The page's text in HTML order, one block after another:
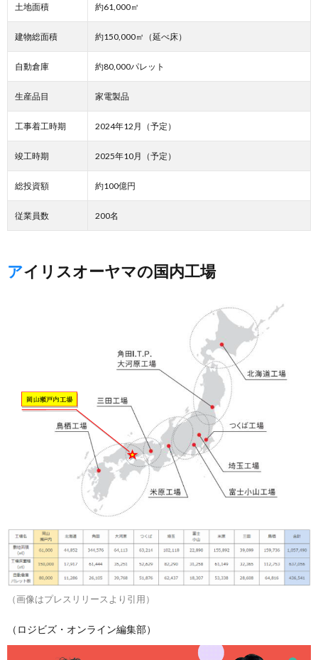
土地面積 約61,000㎡
建物総面積 約150,000㎡（延べ床）
自動倉庫 約80,000パレット
生産品目 家電製品
工事着工時期 2024年12月（予定）
竣工時期 2025年10月（予定）
総投資額 約100億円
従業員数 200名
アイリスオーヤマの国内工場
（画像はプレスリリースより引用）
（ロジビズ・オンライン編集部）